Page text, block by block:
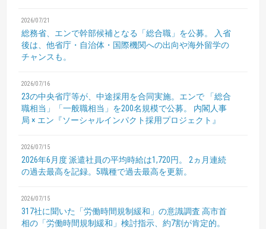
2026/07/21
総務省、エンで幹部候補となる「総合職」を公募。
入省
後は、他省庁・自治体・国際機関への出向や海外留学の
チャンスも。
2026/07/16
23の中央省庁等が、中途採用を合同実施。エンで 「総合
職相当」「一般職相当」を200名規模で公募。
内閣人事
局 × エン『ソーシャルインパクト採用プロジェクト』
2026/07/15
2026年6月度 派遣社員の平均時給は1,720円。
2ヵ月連続
の過去最高を記録。5職種で過去最高を更新。
2026/07/15
317社に聞いた「労働時間規制緩和」の意識調査 高市首
相の「労働時間規制緩和」検討指示、約7割が肯定的。